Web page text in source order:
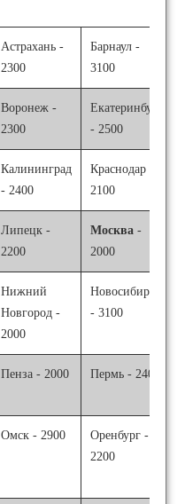
Астрахань -
2300
Барнаул -
3100
Воронеж -
2300
Екатеринбург
- 2500
Калининград
- 2400
Краснодар -
2100
Липецк -
2200
Москва -
2000
Нижний
Новгород -
2000
Новосибирск
- 3100
Пенза - 2000 Пермь - 2400
Омск - 2900
Оренбург -
2200